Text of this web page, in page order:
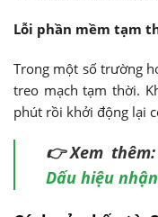
Lỗi phần mềm tạm
Trong một số trường
treo mạch tạm thời.
phút rồi khởi động lại
👉Xem
Dấu hiệu